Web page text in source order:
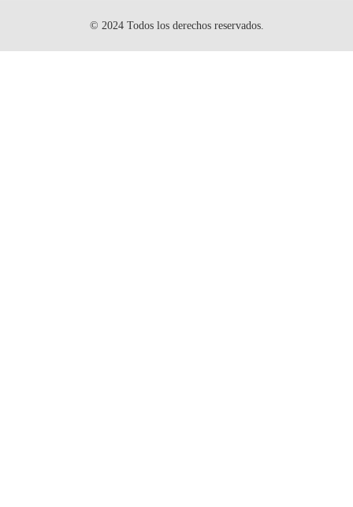
© 2024 Todos los derechos reservados.